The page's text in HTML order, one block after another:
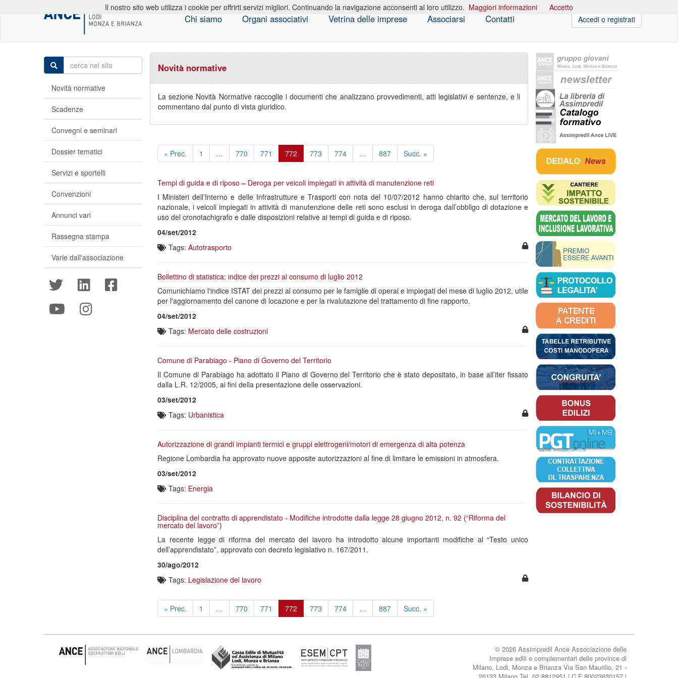
Chi siamo Organi associativi Vetrina delle imprese Associarsi Contatti Accedi o registrati
Novità normative
La sezione Novità Normative raccoglie i documenti che analizzano provvedimenti, atti legislativi e sentenze, e li
commentano dal punto di vista giuridico.
« Prec. 1 … 770 771 772 773 774 … 887 Succ. »
Tempi di guida e di riposo – Deroga per veicoli impiegati in attività di manutenzione reti
I Ministeri dell’Interno e delle Infrastrutture e Trasporti con nota del 10/07/2012 hanno chiarito che, sul territorio
nazionale, i veicoli impiegati in attività di manutenzione delle reti sono esclusi in deroga dall’obbligo di dotazione e
uso del cronotachigrafo e dalle disposizioni relative ai tempi di guida e di riposo.
04/set/2012
Tags: Autotrasporto
Bollettino di statistica: indice dei prezzi al consumo di luglio 2012
Comunichiamo l'indice ISTAT dei prezzi al consumo per le famiglie di operai e impiegati del mese di luglio 2012, utile
per l'aggiornamento del canone di locazione e per la rivalutazione del trattamento di fine rapporto.
04/set/2012
Tags: Mercato delle costruzioni
Comune di Parabiago - Piano di Governo del Territorio
Il Comune di Parabiago ha adottato il Piano di Governo del Territorio che è stato depositato, in base all’iter fissato
dalla L.R. 12/2005, ai fini della presentazione delle osservazioni.
03/set/2012
Tags: Urbanistica
Autorizzazione di grandi impianti termici e gruppi elettrogeni/motori di emergenza di alta potenza
Regione Lombardia ha approvato nuove apposite autorizzazioni al fine di limitare le emissioni in atmosfera.
03/set/2012
Tags: Energia
Disciplina del contratto di apprendistato - Modifiche introdotte dalla legge 28 giugno 2012, n. 92 (“Riforma del
mercato del lavoro”)
La recente legge di riforma del mercato del lavoro ha introdotto alcune importanti modifiche al “Testo unico
dell’apprendistato”, approvato con decreto legislativo n. 167/2011.
30/ago/2012
Tags: Legislazione del lavoro
« Prec. 1 … 770 771 772 773 774 … 887 Succ. »
Novità normative
Scadenze
Convegni e seminari
Dossier tematici
Servizi e sportelli
Convenzioni
Annunci vari
Rassegna stampa
Varie dall'associazione
© 2026 Assimpredil Ance Associazione delle
Imprese edili e complementari delle province di
Milano, Lodi, Monza e Brianza Via San Maurilio, 21 -
Il nostro sito web utilizza i cookie per offrirti servizi migliori. Continuando la navigazione acconsenti al loro utilizzo. Maggiori informazioni Accetto